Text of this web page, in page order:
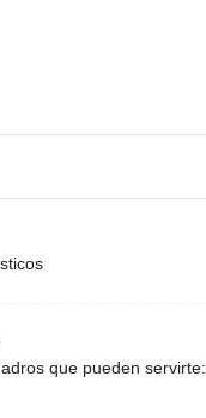
que pueden servirte: